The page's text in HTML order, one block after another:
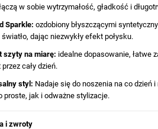
w sobie wytrzymałość, gładkość i
Sparkle: ozdobiony błyszczącymi
dając niezwykły efekt połysku.
szyty na miarę: idealne dopasowanie, łatwe
cały dzień.
styl: Nadaje się do noszenia na co dzień
proste, jak i odważne stylizacje.
i zwroty